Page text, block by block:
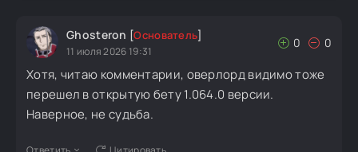
Ghosteron [Основатель]
11 июля 2026 19:31
0 0
Хотя, читаю комментарии, оверлорд видимо тоже
перешел в открытую бету 1.064.0 версии.
Наверное, не судьба.